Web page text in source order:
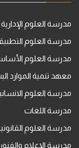
مدرسة العلوم الإدارية
مدرسة العلوم
مدرسة العلوم
معهد تنمية الموارد
مدرسة العلوم
مدرسة اللغات
مدرسة العلوم
مدرسة الإعلام